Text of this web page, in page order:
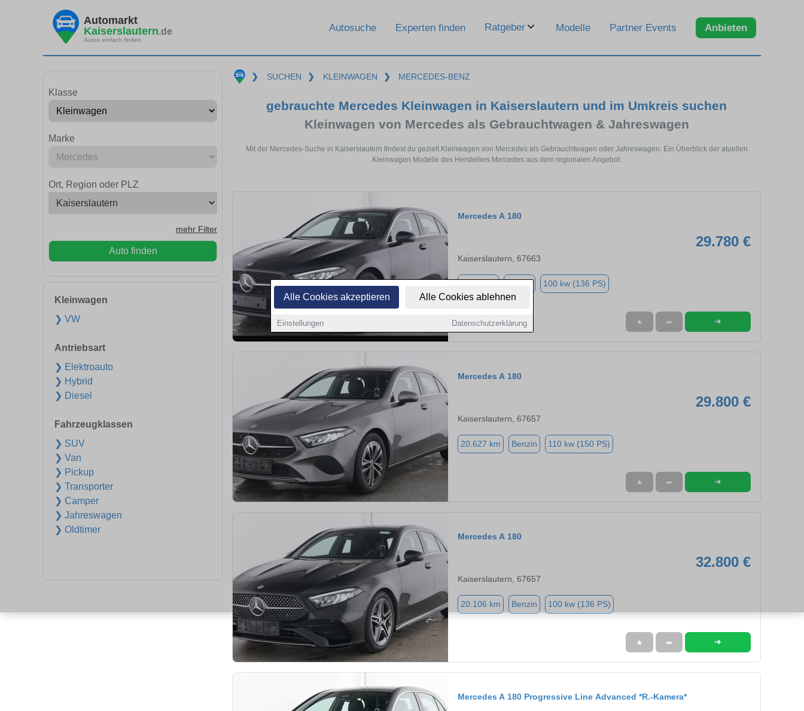
Alle Cookies akzeptieren Alle Cookies ablehnen
Einstellungen Datenschutzerklärung
Automarkt
Kaiserslautern.de
Autos einfach finden
Autosuche Experten finden Ratgeber Modelle Partner Events Anbieten
Klasse
Marke
Ort, Region oder PLZ
mehr Filter
Auto finden
Kleinwagen
❯ VW
Antriebsart
❯ Elektroauto
❯ Hybrid
❯ Diesel
Fahrzeugklassen
❯ SUV
❯ Van
❯ Pickup
❯ Transporter
❯ Camper
❯ Jahreswagen
❯ Oldtimer
❯ SUCHEN ❯ KLEINWAGEN ❯ MERCEDES-BENZ
gebrauchte Mercedes Kleinwagen in Kaiserslautern und im Umkreis suchen
Kleinwagen von Mercedes als Gebrauchtwagen & Jahreswagen
Mit der Mercedes-Suche in Kaiserslautern findest du gezielt Kleinwagen von Mercedes als Gebrauchtwagen oder Jahreswagen. Ein Überblick der atuellen
Kleinwagen Modelle des Herstellers Mercedes aus dem regionalen Angebot.
Mercedes A 180
29.780 €
Kaiserslautern, 67663
100 kw (136 PS)
★ ➦ ➜
Mercedes A 180
29.800 €
Kaiserslautern, 67657
20.627 km Benzin 110 kw (150 PS)
★ ➦ ➜
Mercedes A 180
32.800 €
Kaiserslautern, 67657
20.106 km Benzin 100 kw (136 PS)
★ ➦ ➜
Mercedes A 180 Progressive Line Advanced *R.-Kamera*